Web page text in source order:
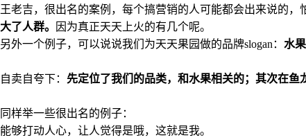
王老吉，很出名的案例，每个搞营销的人可能都会出来说的，
大了人群。
因为真正天天上火的有几个呢。
另外一个例子，可以说说我们为天天果园做的品牌slogan： 水
自卖自夸下： 先定位了我们的品类，和水果相关的；其次在
同样举一些很出名的例子：
能够打动人心，让人觉得是哦，这就是我。